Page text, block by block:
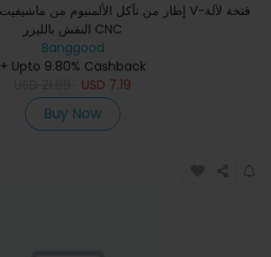
النقش بالليزر CNC
Banggood
+ Upto 9.80% Cashback
USD 7.19
Buy Now